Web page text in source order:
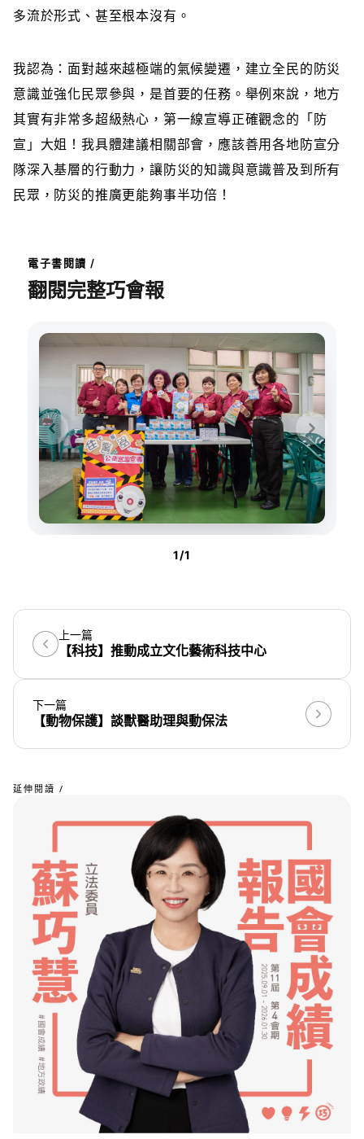
多流於形式、甚至根本沒有。
我認為：面對越來越極端的氣候變遷，建立全民的防災
意識並強化民眾參與，是首要的任務。舉例來說，地方
其實有非常多超級熱心，第一線宣導正確觀念的「防
宣」大姐！我具體建議相關部會，應該善用各地防宣分
隊深入基層的行動力，讓防災的知識與意識普及到所有
民眾，防災的推廣更能夠事半功倍！
電子書閱讀 /
翻閱完整巧會報
1/1
上一篇
【科技】推動成立文化藝術科技中心
下一篇
【動物保護】談獸醫助理與動保法
延伸閱讀 /